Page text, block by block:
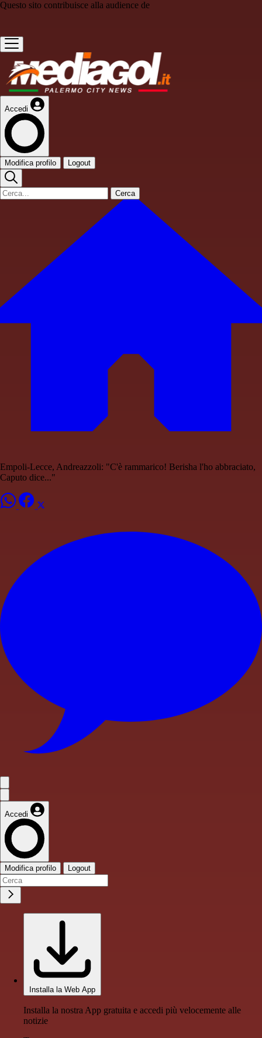
Questo sito contribuisce alla audience de
Accedi
Modifica profilo Logout
Cerca
Empoli-Lecce, Andreazzoli: "C'è rammarico! Berisha l'ho abbraciato,
Caputo dice..."
Accedi
Modifica profilo Logout
Installa la Web App
Installa la nostra App gratuita e accedi più velocemente alle
notizie